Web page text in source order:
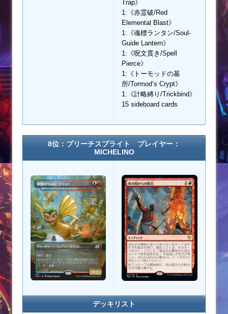
Trap》
1:《赤霊破/Red
Elemental Blast》
1:《魂標ランタン/Soul-
Guide Lantern》
1:《呪文貫き/Spell
Pierce》
1:《トーモッドの墓
所/Tormod’s Crypt》
1:《計略縛り/Trickbind》
15 sideboard cards
8位：ブリーチスプライト プレイヤー：
MICHELINO
デッキリスト